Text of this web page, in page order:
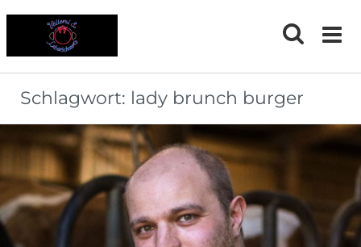
Schlagwort: lady brunch burger